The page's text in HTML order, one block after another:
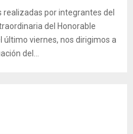
por integrantes del
del Honorable
último viernes, nos dirigimos a
del...